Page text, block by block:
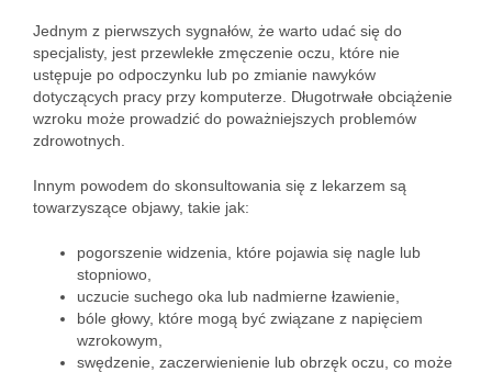
Jednym z pierwszych sygnałów, że warto udać się do
specjalisty, jest przewlekłe zmęczenie oczu, które nie
ustępuje po odpoczynku lub po zmianie nawyków
dotyczących pracy przy komputerze. Długotrwałe obciążenie
wzroku może prowadzić do poważniejszych problemów
zdrowotnych.
Innym powodem do skonsultowania się z lekarzem są
towarzyszące objawy, takie jak:
pogorszenie widzenia, które pojawia się nagle lub
stopniowo,
uczucie suchego oka lub nadmierne łzawienie,
bóle głowy, które mogą być związane z napięciem
wzrokowym,
swędzenie, zaczerwienienie lub obrzęk oczu, co może